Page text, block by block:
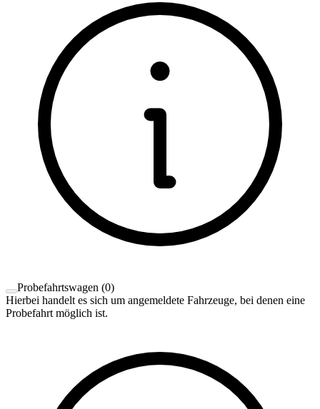
Probefahrtswagen (0)
Hierbei handelt es sich um angemeldete Fahrzeuge, bei denen eine
Probefahrt möglich ist.